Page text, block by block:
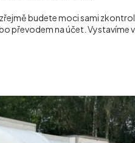
budete moci sami
převodem na účet. Vystavíme